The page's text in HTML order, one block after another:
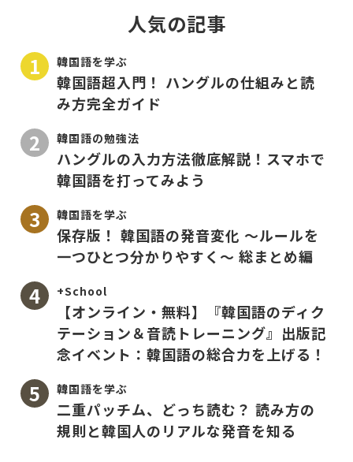
人気の記事
韓国語を学ぶ
韓国語超入門！ ハングルの仕組みと読
み方完全ガイド
韓国語の勉強法
ハングルの入力方法徹底解説！スマホで
韓国語を打ってみよう
韓国語を学ぶ
保存版！ 韓国語の発音変化 〜ルールを
一つひとつ分かりやすく〜 総まとめ編
+School
【オンライン・無料】『韓国語のディク
テーション＆音読トレーニング』出版記
念イベント：韓国語の総合力を上げる！
韓国語を学ぶ
二重パッチム、どっち読む？ 読み方の
規則と韓国人のリアルな発音を知る